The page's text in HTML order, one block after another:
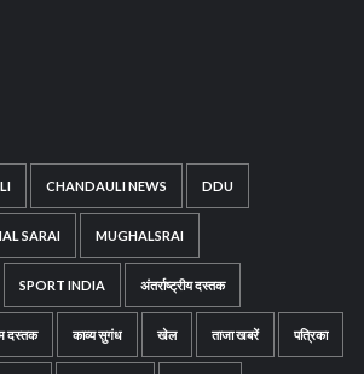
CHANDAULI NEWS DDU
SARAI MUGHALSRAI
SPORT INDIA अंतर्राष्ट्रीय दस्तक
दस्तक काव्य सुगंध खेल ताजा खबरें पत्रिका